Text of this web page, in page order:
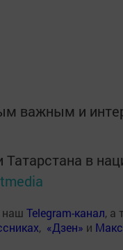
важным и
Татарстана в
наш Telegram-канал, а
, «Дзен» и Макс